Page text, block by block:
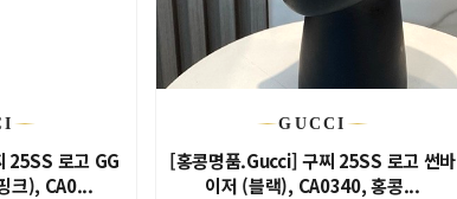
25SS 로고 GG
크), CA0...
GUCCI
[홍콩명품.Gucci] 구찌 25SS 로고 썬바
이저 (블랙), CA0340, 홍콩...